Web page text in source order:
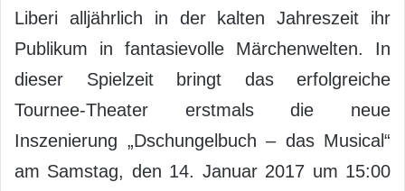
Liberi alljährlich in der kalten Jahreszeit ihr
Publikum in fantasievolle Märchenwelten. In
dieser Spielzeit bringt das erfolgreiche
Tournee-Theater erstmals die neue
Inszenierung „Dschungelbuch – das Musical“
am Samstag, den 14. Januar 2017 um 15:00